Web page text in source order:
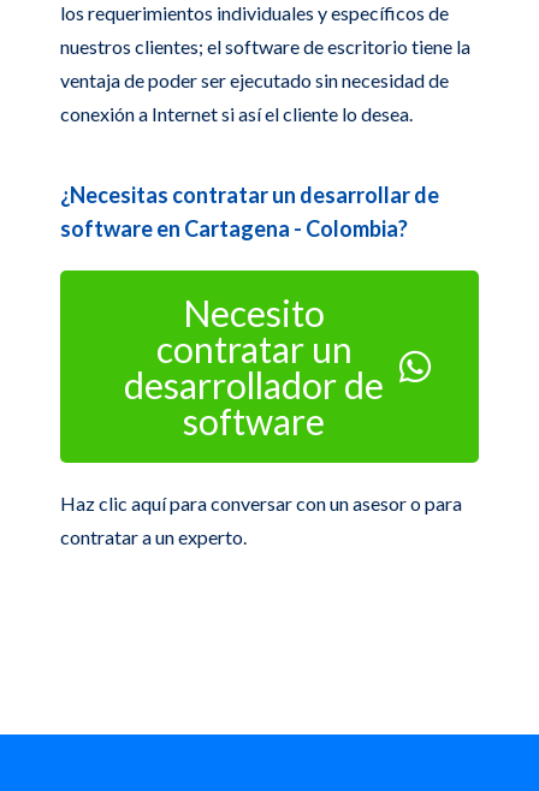
los requerimientos individuales y específicos de
nuestros clientes; el software de escritorio tiene la
ventaja de poder ser ejecutado sin necesidad de
conexión a Internet si así el cliente lo desea.
¿Necesitas contratar un desarrollar de
software en Cartagena - Colombia?
Necesito
contratar un
desarrollador de
software
Haz clic aquí para conversar con un asesor o para
contratar a un experto.